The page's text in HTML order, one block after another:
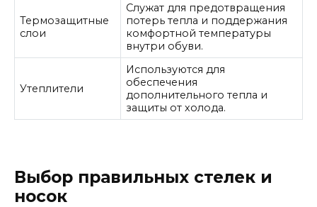
Термозащитные
слои
Служат для предотвращения
потерь тепла и поддержания
комфортной температуры
внутри обуви.
Утеплители
Используются для
обеспечения
дополнительного тепла и
защиты от холода.
Выбор правильных стелек и
носок